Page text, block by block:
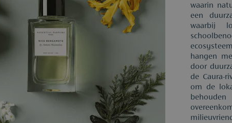
waarin
een
waarbij
hangen
door
de Caura-
om de